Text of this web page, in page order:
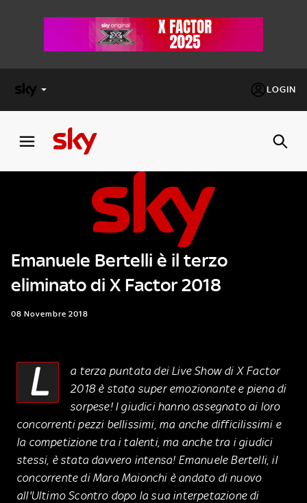
LOGIN
FACTOR
Cos’altro vedere:
PROGRAMMI SKY
Un mondo di offerte:
SKY.IT
Emanuele Bertelli è il terzo
eliminato di X Factor 2018
08 Novembre 2018
L
a terza puntata dei Live Show di X Factor
2018 è stata super emozionante e piena di
sorpese! I giudici hanno assegnato ai loro
concorrenti pezzi bellissimi, ma anche difficilissimi e
la competizione tra i talenti, ma anche tra i giudici
stessi, è stata davvero intensa! Emanuele Bertelli, il
concorrente di Mara Maionchi è andato di nuovo
all'Ultimo Scontro dopo la sua interpetazione di